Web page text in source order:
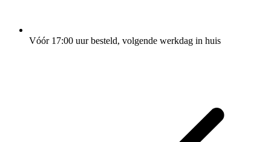
Vóór 17:00 uur besteld, volgende werkdag in huis